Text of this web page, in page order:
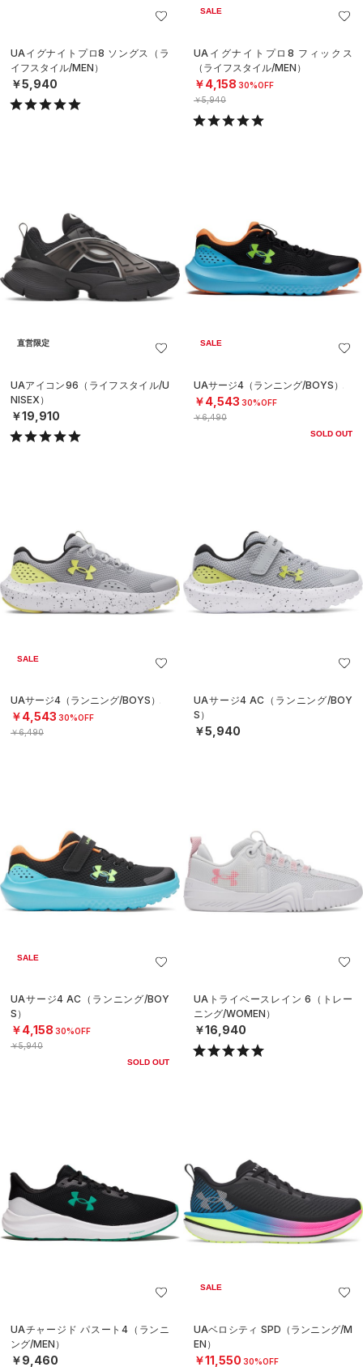
UAイグナイトプロ8 ソングス（ラ
イフスタイル/MEN）
￥5,940
SALE
UAイグナイトプロ8 フィックス
（ライフスタイル/MEN）
￥4,158 30%OFF
￥5,940
直営限定
UAアイコン96（ライフスタイル/U
NISEX）
￥19,910
SALE
UAサージ4（ランニング/BOYS）
￥4,543 30%OFF
￥6,490
SOLD OUT
SALE
UAサージ4（ランニング/BOYS）
￥4,543 30%OFF
￥6,490
UAサージ4 AC（ランニング/BOY
S）
￥5,940
SALE
UAサージ4 AC（ランニング/BOY
S）
￥4,158 30%OFF
￥5,940
SOLD OUT
UAトライベースレイン 6（トレー
ニング/WOMEN）
￥16,940
UAチャージド パスート4（ランニ
ング/MEN）
￥9,460
SALE
UAベロシティ SPD（ランニング/M
EN）
￥11,550 30%OFF